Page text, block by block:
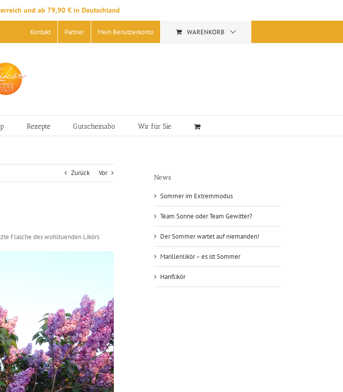
und ab 79,90 € in Deutschland
Kontakt Partner Mein Benutzerkonto WARENKORB
Rezepte Gutscheinabo Wir für Sie
Zurück Vor
Flasche des wohltuenden Likörs
News
Sommer im Extremmodus
Team Sonne oder Team Gewitter?
Der Sommer wartet auf niemanden!
Marillenlikör – es ist Sommer
Hanflikör